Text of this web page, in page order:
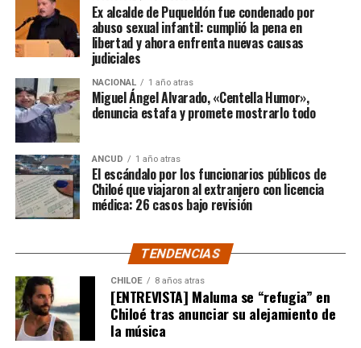
originarios, quienes ven en esta ley un escudo ante la
expansión de industrias extractivas que afectan su
forma de vida y el equilibrio medioambiental de sus
territorios.
De ahí que nace la preocupación de
González en suspender la norma.
La alcaldesa subrogante de Ancud, Ruth Caicheo
diputado Mauro González de actos discriminatorios a
favor de la industria salmonera.«Ya es tiempo de que
el Diputado Mauro González comience a respetar a
través de su cuenta de Facebook, señalando que el
congresista solo está actuando en beneficio de los
intereses de las grandes empresas, sin considerar los
derechos fundamentales de los pueblos que habitan esas
tierras desde tiempos ancestrales.
Ex alcalde de Puqueldón fue condenado por
abuso sexual infantil: cumplió la pena en
libertad y ahora enfrenta nuevas causas
judiciales
NACIONAL 1 año atras
Miguel Ángel Alvarado, «Centella Humor»,
denuncia estafa y promete mostrarlo todo
ANCUD 1 año atras
El escándalo por los funcionarios públicos de
Chiloé que viajaron al extranjero con licencia
médica: 26 casos bajo revisión
TENDENCIAS
CHILOE 8 años atras
[ENTREVISTA] Maluma se “refugia” en
Chiloé tras anunciar su alejamiento de
la música